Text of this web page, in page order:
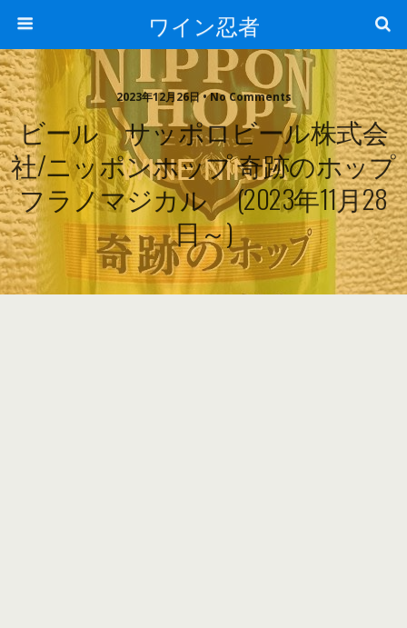
ワイン忍者
2023年12月26日 • No Comments
ビール サッポロビール株式会
社/ニッポンホップ 奇跡のホップ
フラノマジカル (2023年11月28
日～)